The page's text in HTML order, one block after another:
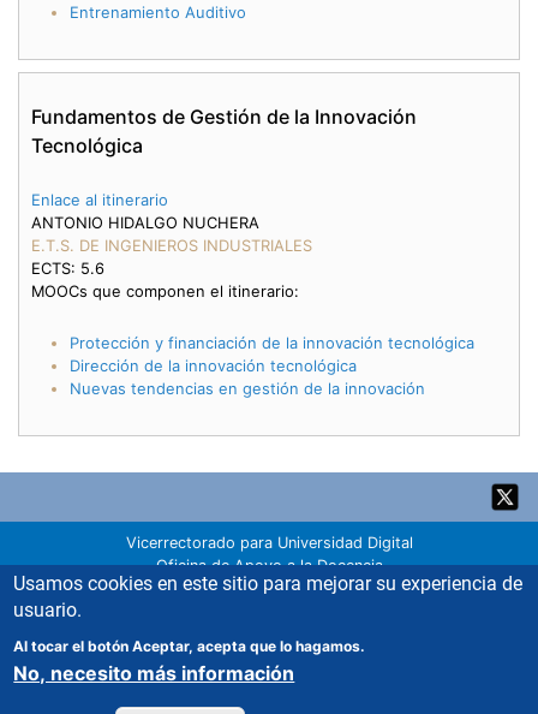
Entrenamiento Auditivo
Fundamentos de Gestión de la Innovación
Tecnológica
Enlace al itinerario
ANTONIO HIDALGO NUCHERA
E.T.S. DE INGENIEROS INDUSTRIALES
ECTS: 5.6
MOOCs que componen el itinerario:
Protección y financiación de la innovación tecnológica
Dirección de la innovación tecnológica
Nuevas tendencias en gestión de la innovación
Vicerrectorado para Universidad Digital
Oficina de Apoyo a la Docencia
Servicio de Innovación Educativa
innovacion.educativa@upm.es
91 067 00 22
Usamos cookies en este sitio para mejorar su experiencia de
usuario.
Al tocar el botón Aceptar, acepta que lo hagamos.
No, necesito más información